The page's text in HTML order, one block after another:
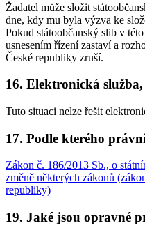
Žadatel může složit
dne, kdy mu byla výzva ke
Pokud státoobčanský slib v
usnesením řízení zastaví a
České republiky zruší.
16. Elektronická
Tuto situaci nelze řešit
17. Podle kterého
Zákon č. 186/2013 Sb., o
změně některých zákonů
republiky)
19. Jaké jsou opravné